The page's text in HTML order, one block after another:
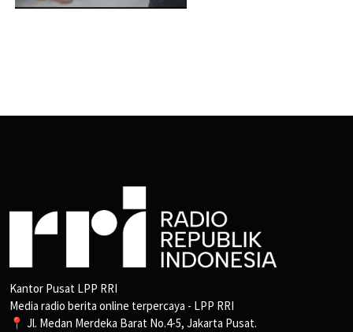
Kantor Pusat LPP RRI
Media radio berita online terpercaya - LPP RRI
📍 Jl. Medan Merdeka Barat No.4-5, Jakarta Pusat.